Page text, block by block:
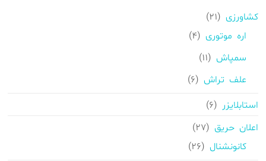
کشاورزی 21
21
محصولات
اره موتوری 4
4
سمپاش
11
11
علف تراش
6
6
استابلایزر
6
6
اعلان حریق
27
27
محصولات
کانونشنال 26
26